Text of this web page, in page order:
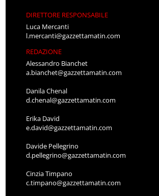
DIRETTORE RESPONSABILE
Luca Mercanti
l.mercanti@gazzettamatin.com
REDAZIONE
Alessandro Bianchet
a.bianchet@gazzettamatin.com
Danila Chenal
d.chenal@gazzettamatin.com
Erika David
e.david@gazzettamatin.com
Davide Pellegrino
d.pellegrino@gazzettamatin.com
Cinzia Timpano
c.timpano@gazzettamatin.com